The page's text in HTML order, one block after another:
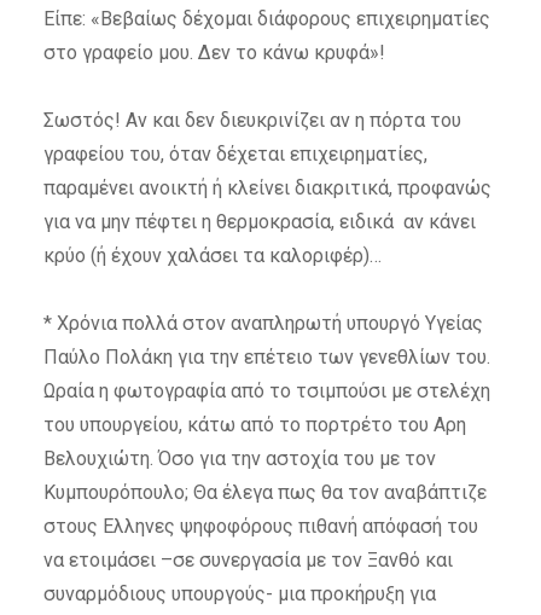
Είπε: «Βεβαίως δέχομαι διάφορους επιχειρηματίες
στο γραφείο μου. Δεν το κάνω κρυφά»!
Σωστός! Αν και δεν διευκρινίζει αν η πόρτα του
γραφείου του, όταν δέχεται επιχειρηματίες,
παραμένει ανοικτή ή κλείνει διακριτικά, προφανώς
για να μην πέφτει η θερμοκρασία, ειδικά αν κάνει
κρύο (ή έχουν χαλάσει τα καλοριφέρ)…
* Χρόνια πολλά στον αναπληρωτή υπουργό Υγείας
Παύλο Πολάκη για την επέτειο των γενεθλίων του.
Ωραία η φωτογραφία από το τσιμπούσι με στελέχη
του υπουργείου, κάτω από το πορτρέτο του Αρη
Βελουχιώτη. Όσο για την αστοχία του με τον
Κυμπουρόπουλο; Θα έλεγα πως θα τον αναβάπτιζε
στους Ελληνες ψηφοφόρους πιθανή απόφασή του
να ετοιμάσει –σε συνεργασία με τον Ξανθό και
συναρμόδιους υπουργούς- μια προκήρυξη για